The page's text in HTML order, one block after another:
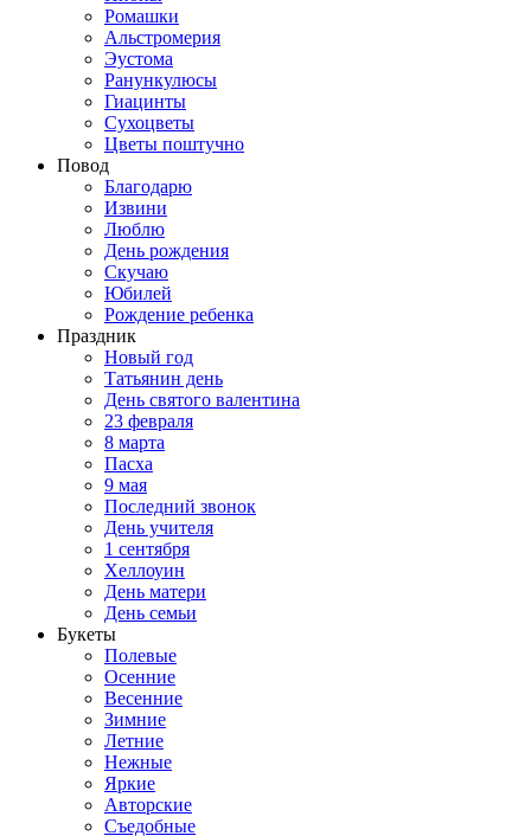
Ромашки
Альстромерия
Эустома
Ранункулюсы
Гиацинты
Сухоцветы
Цветы поштучно
Повод
Благодарю
Извини
Люблю
День рождения
Скучаю
Юбилей
Рождение ребенка
Праздник
Новый год
Татьянин день
День святого валентина
23 февраля
8 марта
Пасха
9 мая
Последний звонок
День учителя
1 сентября
Хеллоуин
День матери
День семьи
Букеты
Полевые
Осенние
Весенние
Зимние
Летние
Нежные
Яркие
Авторские
Съедобные